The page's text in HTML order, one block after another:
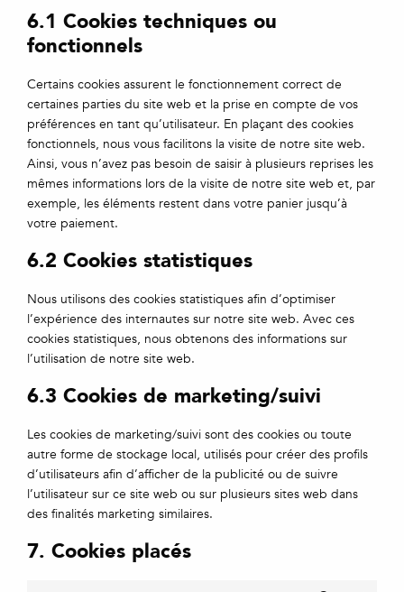
6.1 Cookies techniques ou
fonctionnels
Certains cookies assurent le fonctionnement correct de
certaines parties du site web et la prise en compte de vos
préférences en tant qu’utilisateur. En plaçant des cookies
fonctionnels, nous vous facilitons la visite de notre site web.
Ainsi, vous n’avez pas besoin de saisir à plusieurs reprises les
mêmes informations lors de la visite de notre site web et, par
exemple, les éléments restent dans votre panier jusqu’à
votre paiement.
6.2 Cookies statistiques
Nous utilisons des cookies statistiques afin d’optimiser
l’expérience des internautes sur notre site web. Avec ces
cookies statistiques, nous obtenons des informations sur
l’utilisation de notre site web.
6.3 Cookies de marketing/suivi
Les cookies de marketing/suivi sont des cookies ou toute
autre forme de stockage local, utilisés pour créer des profils
d’utilisateurs afin d’afficher de la publicité ou de suivre
l’utilisateur sur ce site web ou sur plusieurs sites web dans
des finalités marketing similaires.
7. Cookies placés